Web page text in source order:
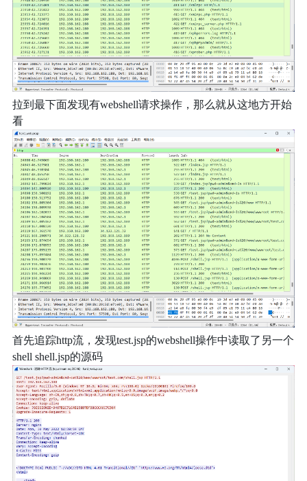
拉到最下面发现有webshell请求操作，那么就从这地方开始
看
首先追踪http流，发现test.jsp的webshell操作中读取了另一个
shell shell.jsp的源码